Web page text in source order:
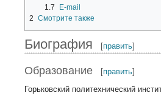
1.7
E-mail
2 Смотрите также
Биография [править]
Образование [править]
Горьковский политехнический